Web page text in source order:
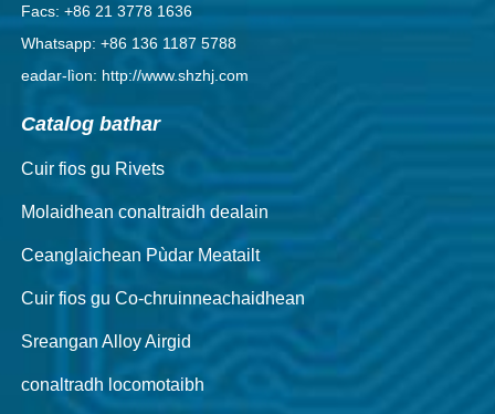
Facs: +86 21 3778 1636
Whatsapp: +86 136 1187 5788
eadar-lìon: http://www.shzhj.com
Catalog bathar
Cuir fios gu Rivets
Molaidhean conaltraidh dealain
Ceanglaichean Pùdar Meatailt
Cuir fios gu Co-chruinneachaidhean
Sreangan Alloy Airgid
conaltradh locomotaibh